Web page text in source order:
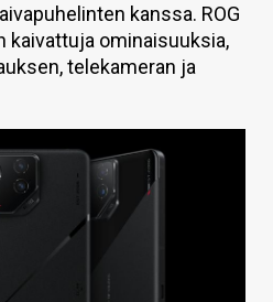
kanssa. ROG
kaivattuja ominaisuuksia,
telekameran ja